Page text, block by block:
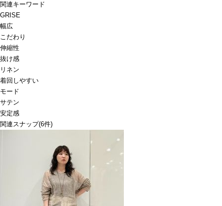
関連キーワード
GRISE
幅広
こだわり
伸縮性
抜け感
リネン
着回しやすい
モード
サテン
安定感
関連スナップ(6件)